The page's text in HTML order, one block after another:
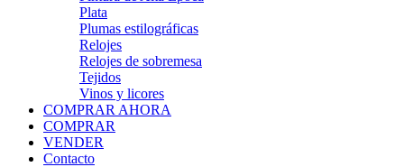
Plata
Plumas estilográficas
Relojes
Relojes de sobremesa
Tejidos
Vinos y licores
COMPRAR AHORA
COMPRAR
VENDER
Contacto